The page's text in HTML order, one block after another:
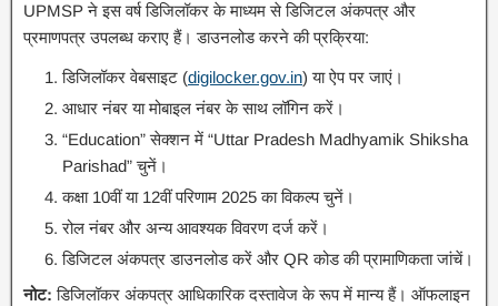
UPMSP ने इस वर्ष डिजिलॉकर के माध्यम से डिजिटल अंकपत्र और
प्रमाणपत्र उपलब्ध कराए हैं। डाउनलोड करने की प्रक्रिया:
डिजिलॉकर वेबसाइट (digilocker.gov.in) या ऐप पर जाएं।
आधार नंबर या मोबाइल नंबर के साथ लॉगिन करें।
“Education” सेक्शन में “Uttar Pradesh Madhyamik Shiksha
Parishad” चुनें।
कक्षा 10वीं या 12वीं परिणाम 2025 का विकल्प चुनें।
रोल नंबर और अन्य आवश्यक विवरण दर्ज करें।
डिजिटल अंकपत्र डाउनलोड करें और QR कोड की प्रामाणिकता जांचें।
नोट: डिजिलॉकर अंकपत्र आधिकारिक दस्तावेज के रूप में मान्य हैं। ऑफलाइन